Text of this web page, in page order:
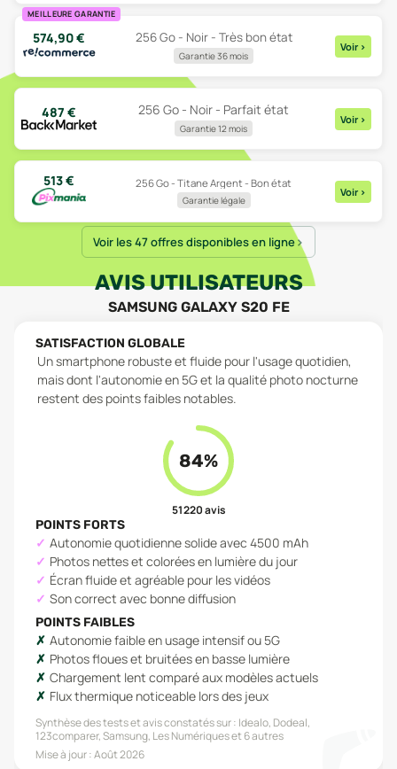
MEILLEURE GARANTIE
574,90€ 256 Go - Noir - Très bon état
Garantie 36 mois
Voir >
487 € 256 Go - Noir - Parfait état
Garantie 12 mois
Voir >
513€ 256 Go - Titane Argent - Bon état
Garantie légale
Voir >
Voir les 47 offres disponibles en ligne
AVIS UTILISATEURS
SAMSUNG GALAXY S20 FE
SATISFACTION GLOBALE
Un smartphone robuste et fluide pour l'usage quotidien,
mais dont l'autonomie en 5G et la qualité photo nocturne
restent des points faibles notables.
84%
51 220avis
POINTS FORTS
Autonomie quotidienne solide avec 4500 mAh
Photos nettes et colorées en lumière du jour
Écran fluide et agréable pour les vidéos
Son correct avec bonne diffusion
POINTS FAIBLES
Autonomie faible en usage intensif ou 5G
Photos floues et bruitées en basse lumière
Chargement lent comparé aux modèles actuels
Flux thermique noticeable lors des jeux
Synthèse des tests et avis constatés sur : Idealo, Dodeal,
123comparer, Samsung, Les Numériqueset 6 autres
Mise à jour :Août 2026